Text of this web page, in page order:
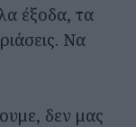
έξοδα, τα
Να
δεν μας